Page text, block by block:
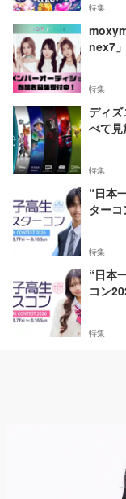
特集
nex7」
特集
ディ
べて見
特集
“日本
ターコ
特集
“日本
コン
特集